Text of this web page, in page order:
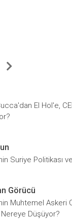
El Hol'e,
Suriye Politikası
Görücü
Muhtemel Askeri
Düşüyor?